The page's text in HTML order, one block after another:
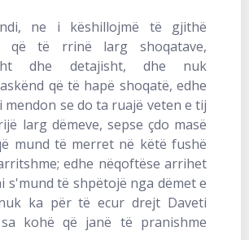
ne i këshillojmë të gjithë
që të rrinë larg shoqatave,
dhe detajisht, dhe nuk
që të hapë shoqatë, edhe
mendon se do ta ruajë veten e tij
larg dëmeve, sepse çdo masë
mund të merret në këtë fushë
edhe nëqoftëse arrihet
s'mund të shpëtojë nga dëmet e
ka për të ecur drejt Daveti
kohë që janë të pranishme